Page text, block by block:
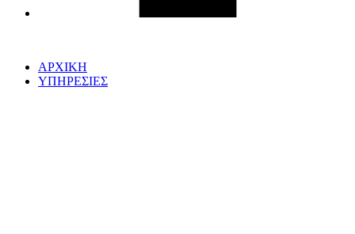
ΑΡΧΙΚΗ
ΥΠΗΡΕΣΙΕΣ